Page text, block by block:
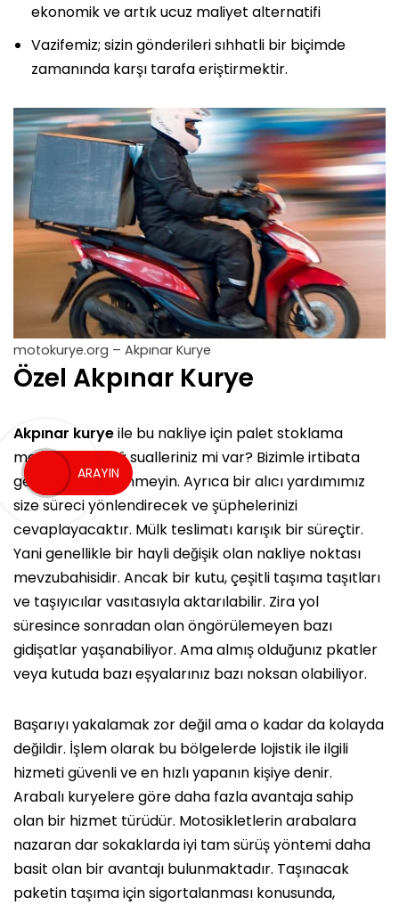
ekonomik ve artık ucuz maliyet alternatifi
Vazifemiz; sizin gönderileri sıhhatli bir biçimde
zamanında karşı tarafa eriştirmektir.
motokurye.org – Akpınar Kurye
Özel Akpınar Kurye
Akpınar kuryeile bu nakliye için palet stoklama
mevzusuna hâlâ sualleriniz mi var? Bizimle irtibata
geçmekten çekinmeyin. Ayrıca bir alıcı yardımımız
size süreci yönlendirecek ve şüphelerinizi
cevaplayacaktır. Mülk teslimatı karışık bir süreçtir.
Yani genellikle bir hayli değişik olan nakliye noktası
mevzubahisidir. Ancak bir kutu, çeşitli taşıma taşıtları
ve taşıyıcılar vasıtasıyla aktarılabilir. Zira yol
süresince sonradan olan öngörülemeyen bazı
gidişatlar yaşanabiliyor. Ama almış olduğunız pkatler
veya kutuda bazı eşyalarınız bazı noksan olabiliyor.
Başarıyı yakalamak zor değil ama o kadar da kolayda
değildir. İşlem olarak bu bölgelerde lojistik ile ilgili
hizmeti güvenli ve en hızlı yapanın kişiye denir.
Arabalı kuryelere göre daha fazla avantaja sahip
olan bir hizmet türüdür. Motosikletlerin arabalara
nazaran dar sokaklarda iyi tam sürüş yöntemi daha
basit olan bir avantajı bulunmaktadır. Taşınacak
paketin taşıma için sigortalanması konusunda,
ARAYIN